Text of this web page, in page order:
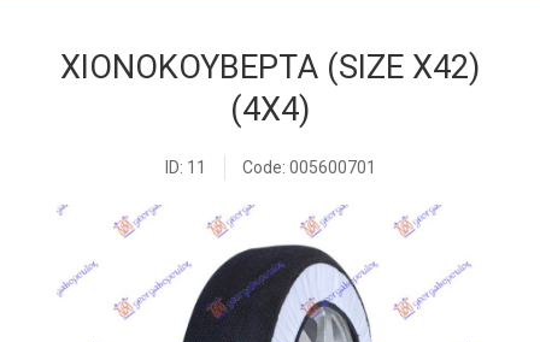
ΧΙΟΝΟΚΟΥΒΕΡΤΑ (SIZE X42)
(4X4)
ID: 11 Code: 005600701